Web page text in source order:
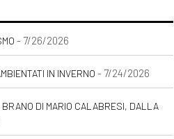
- 7/26/2026
IN INVERNO - 7/24/2026
DI MARIO CALABRESI, DALLA